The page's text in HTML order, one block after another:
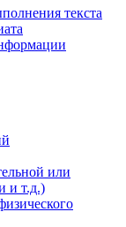
текста
или
и т.д.)